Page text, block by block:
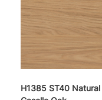
H1385 ST40 Natural